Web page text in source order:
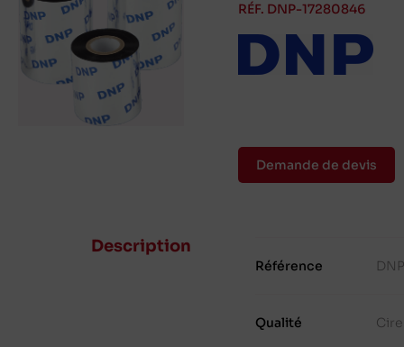
RÉF. DNP-17280846
Demande de devis
Description
Référence
Qualité Cire